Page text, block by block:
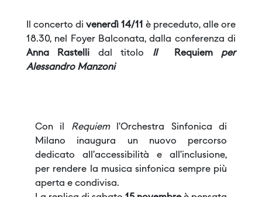
Il concerto di venerdì 14/11 è preceduto, alle ore
18.30, nel Foyer Balconata, dalla conferenza di
Anna Rastelli dal titolo Il Requiemper
Alessandro Manzoni
Con il Requiem l’Orchestra Sinfonica di
Milano inaugura un nuovo percorso
dedicato all’accessibilità e all’inclusione,
per rendere la musica sinfonica sempre più
aperta e condivisa.